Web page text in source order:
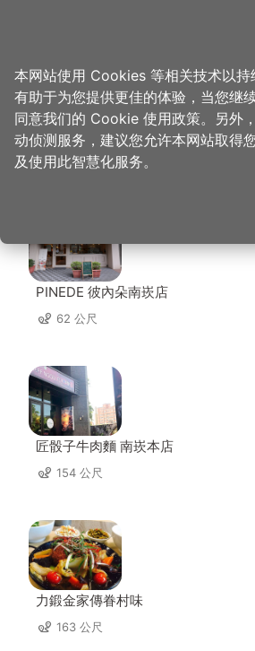
首页 > 想去的地方 > 住宿 > 水漾时尚旅馆
水漾时尚旅馆
PINEDE 彼內朵南崁店
62 公尺
匠骰子牛肉麵 南崁本店
154 公尺
力鍛金家傳眷村味
163 公尺
本网站使用 Cookies 等相关技术以持
有助于为您提供更佳的体验，当您继
同意我们的 Cookie 使用政策。另外
动侦测服务，建议您允许本网站取得
及使用此智慧化服务。